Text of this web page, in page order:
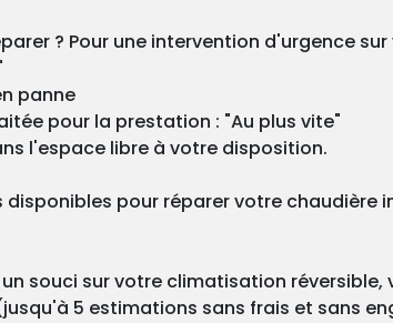
? Pour une intervention d'urgence
panne
pour la prestation : "Au plus vite"
l'espace libre à votre disposition.
disponibles pour réparer votre
souci sur votre climatisation
5 estimations sans frais et sans